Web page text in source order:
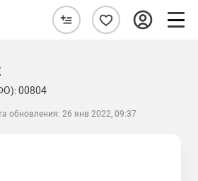
00804
обновления: 26 янв 2022, 09:37